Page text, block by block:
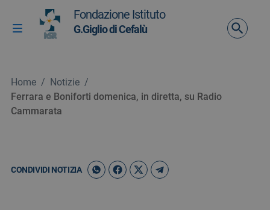
Vai ai contenuti
Vai al menu di navigazione
Vai al footer
Attiva / disattiva la navigazione
Fondazione Istituto
G.Giglio di Cefalù
Home / Notizie /
Ferrara e Boniforti domenica, in diretta, su Radio
Cammarata
CONDIVIDI NOTIZIA